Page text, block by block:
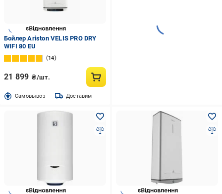
Бойлер Ariston VELIS PRO DRY
WIFI 80 EU
14
21 899 ₴/шт.
Cамовывоз Доставим